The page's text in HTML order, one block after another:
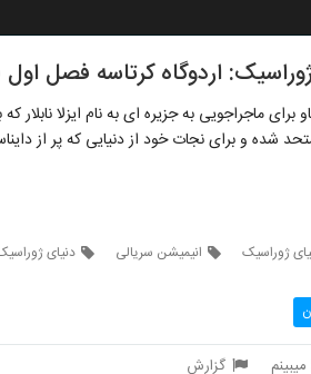
اردوگاه کرتاسه فصل
ماجراجویی به جزیره ای به نام ایزلا نابلار
شده و برای نجات خود از دنیایی که پر از
ژوراسیک انیمیشن سریالی دنیای
گزارش